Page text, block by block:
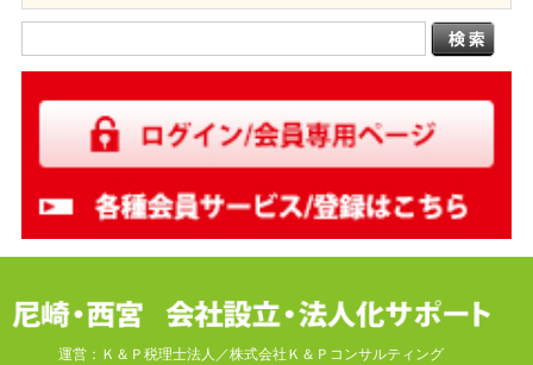
運営：Ｋ＆Ｐ税理士法人／株式会社Ｋ＆Ｐコンサルティング